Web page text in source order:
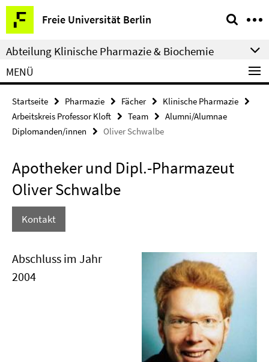
Springe
direkt
zu
Inhalt
Freie Universität Berlin
Service-
Navigation
Abteilung Klinische Pharmazie & Biochemie
MENÜ
Startseite Pharmazie Fächer
Klinische Pharmazie
Arbeitskreis Professor Kloft
Team
Alumni/Alumnae
Diplomanden/innen
Oliver Schwalbe
Apotheker und Dipl.-Pharmazeut
Oliver Schwalbe
Kontakt
Abschluss im Jahr
2004